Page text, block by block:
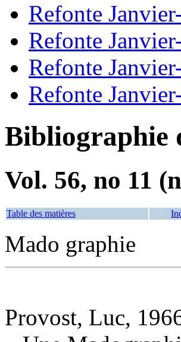
Refonte
Refonte
Refonte
Refonte
Bibliographie
Vol. 56, no 11
Table des matières
Mado graphie
Provost, Luc,